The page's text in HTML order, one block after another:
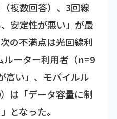
複数回答）、3回線
安定性が悪い」が最
の不満点は光回線利
ーター利用者（n=9
高い」、モバイルル
は「データ容量に制
となった。